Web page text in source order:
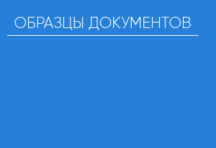
ОБРАЗЦЫ ДОКУМЕНТОВ